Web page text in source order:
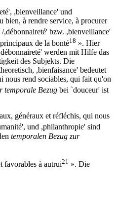
,bienveillance' und
bien, à rendre service, à procurer
,débonnaireté' bzw. ,bienveillance'
de la bonté18 ». Hier
werden mit Hilfe das
des Subjekts. Die
,bienfaisance' bedeutet
nous rend sociables, qui fait qu'on
temporale Bezug bei `douceur' ist
généraux et réfléchis, qui nous
und ,philanthropie' sind
temporalen Bezug zur
favorables à autrui21 ». Die